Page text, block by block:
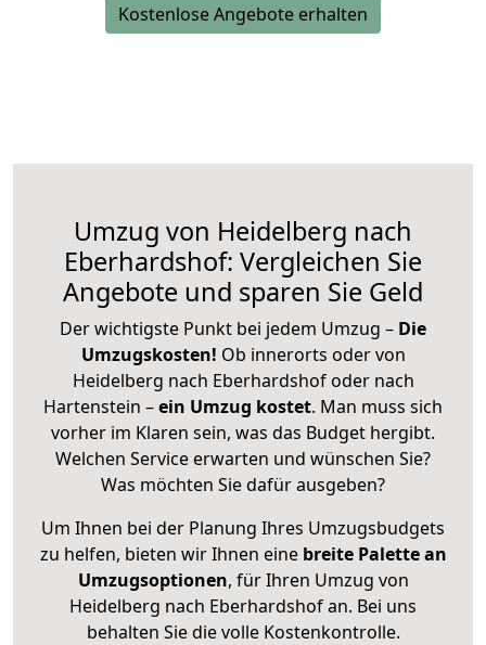
Kostenlose Angebote erhalten
Umzug von Heidelberg nach
Eberhardshof: Vergleichen Sie
Angebote und sparen Sie Geld
Der wichtigste Punkt bei jedem Umzug – Die
Umzugskosten! Ob innerorts oder von
Heidelberg nach Eberhardshof oder nach
Hartenstein –ein Umzug kostet. Man muss sich
vorher im Klaren sein, was das Budget hergibt.
Welchen Service erwarten und wünschen Sie?
Was möchten Sie dafür ausgeben?
Um Ihnen bei der Planung Ihres Umzugsbudgets
zu helfen, bieten wir Ihnen eine breite Palette an
Umzugsoptionen, für Ihren Umzug von
Heidelberg nach Eberhardshof an. Bei uns
behalten Sie die volle Kostenkontrolle.